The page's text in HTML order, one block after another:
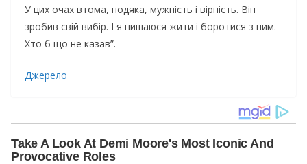
У цих очах втома, подяка, мужність і вірність. Він
зробив свій вибір. І я пишаюся жити і боротися з ним.
Хто б що не казав”.
Джерело